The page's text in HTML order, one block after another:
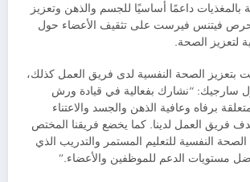
بالمغذيات داعمًا أساسيًا للجسم والذهن وتعزيز
فيتنس فيرست على تثقيف الأعضاء حول
لتعزيز الصحة.
بتعزيز الصحة النفسية لدى فريق العمل كذلك،
سارجيك: “نشارك بفعالية في قيادة ورش
برفاه وعافية الذهن والجسد والاعتناء
فريق العمل لدينا. كما يخضع فريقنا المختص
النفسية للتعليم المستمر والتدريب الذي
مستويات الدعم للموظفين والأعضاء.”